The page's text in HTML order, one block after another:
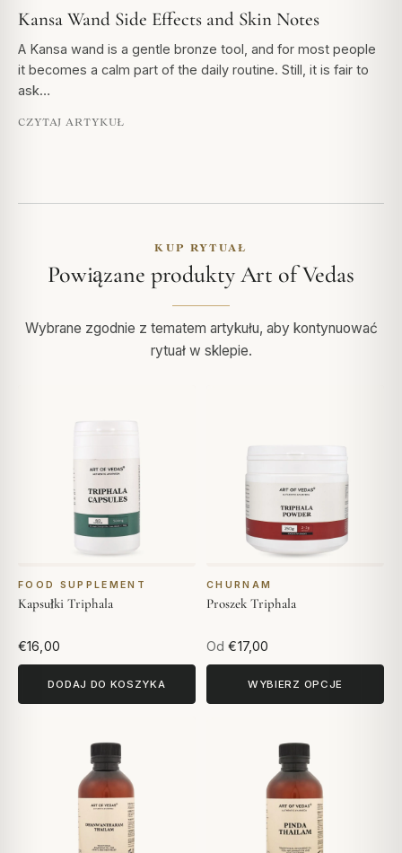
Kansa Wand Side Effects and Skin Notes
A Kansa wand is a gentle bronze tool, and for most people
it becomes a calm part of the daily routine. Still, it is fair to
ask…
CZYTAJ ARTYKUŁ
KUP RYTUAŁ
Powiązane produkty Art of Vedas
Wybrane zgodnie z tematem artykułu, aby kontynuować
rytuał w sklepie.
FOOD SUPPLEMENT
Kapsułki Triphala
€16,00
DODAJ DO KOSZYKA
CHURNAM
Proszek Triphala
Od €17,00
WYBIERZ OPCJE